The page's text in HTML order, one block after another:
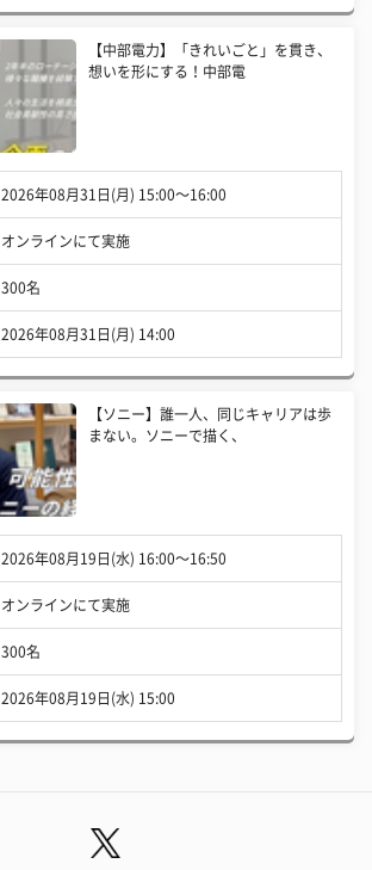
【中部電力】「きれいごと」を貫き、
想いを形にする！中部電
2026年08月31日(月) 15:00〜16:00
オンラインにて実施
300名
2026年08月31日(月) 14:00
【ソニー】誰一人、同じキャリアは歩
まない。ソニーで描く、
2026年08月19日(水) 16:00〜16:50
オンラインにて実施
300名
2026年08月19日(水) 15:00